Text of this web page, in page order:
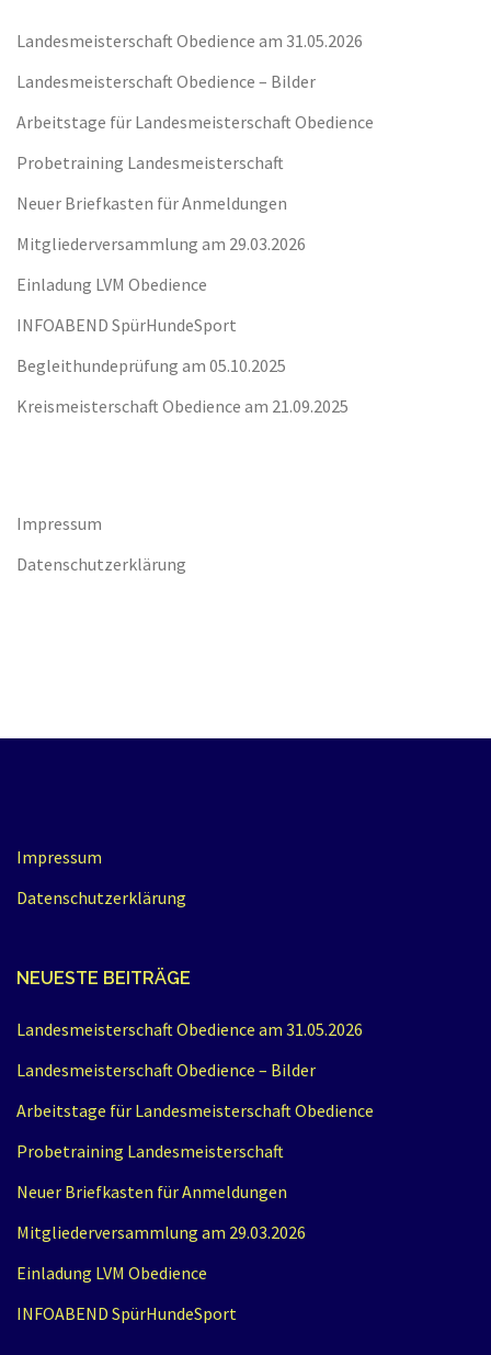
Landesmeisterschaft Obedience am 31.05.2026
Landesmeisterschaft Obedience – Bilder
Arbeitstage für Landesmeisterschaft Obedience
Probetraining Landesmeisterschaft
Neuer Briefkasten für Anmeldungen
Mitgliederversammlung am 29.03.2026
Einladung LVM Obedience
INFOABEND SpürHundeSport
Begleithundeprüfung am 05.10.2025
Kreismeisterschaft Obedience am 21.09.2025
Impressum
Datenschutzerklärung
Impressum
Datenschutzerklärung
NEUESTE BEITRÄGE
Landesmeisterschaft Obedience am 31.05.2026
Landesmeisterschaft Obedience – Bilder
Arbeitstage für Landesmeisterschaft Obedience
Probetraining Landesmeisterschaft
Neuer Briefkasten für Anmeldungen
Mitgliederversammlung am 29.03.2026
Einladung LVM Obedience
INFOABEND SpürHundeSport